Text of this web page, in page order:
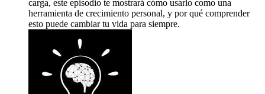
carga, este episodio te mostrará cómo usarlo como una
herramienta de crecimiento personal, y por qué comprender
esto puede cambiar tu vida para siempre.